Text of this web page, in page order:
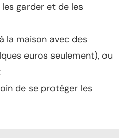
garder et de les
la maison avec des
euros seulement), ou
de se protéger les